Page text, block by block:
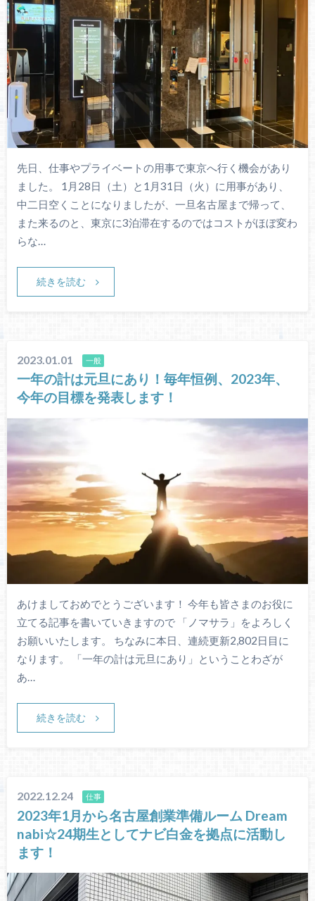
先日、仕事やプライベートの用事で東京へ行く機会があり
ました。 1月28日（土）と1月31日（火）に用事があり、
中二日空くことになりましたが、一旦名古屋まで帰って、
また来るのと、東京に3泊滞在するのではコストがほぼ変わ
らな…
続きを読む
2023.01.01 一般
一年の計は元旦にあり！毎年恒例、2023年、
今年の目標を発表します！
あけましておめでとうございます！ 今年も皆さまのお役に
立てる記事を書いていきますので 「ノマサラ」をよろしく
お願いいたします。 ちなみに本日、連続更新2,802日目に
なります。 「一年の計は元旦にあり」ということわざが
あ…
続きを読む
2022.12.24 仕事
2023年1月から名古屋創業準備ルーム Dream
nabi☆24期生としてナビ白金を拠点に活動し
ます！